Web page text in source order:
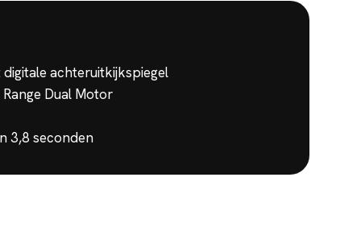
achteruitkijkspiegel
Dual Motor
3,8 seconden